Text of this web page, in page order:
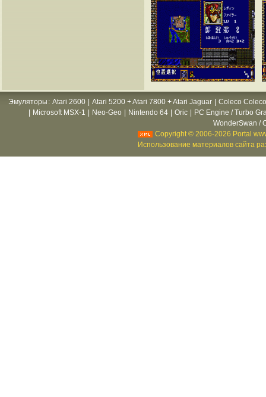
Эмуляторы : Atari 2600 Atari 5200 + Atari 7800 + Atari Jaguar
Coleco
Microsoft MSX-1 Neo-Geo Nintendo 64 Oric
PC Engine / Turbo
WonderSwan /
Copyright © 2006-2026 Portal
Использование материалов сайта